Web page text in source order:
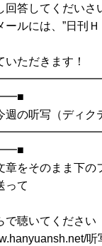
回答してくだいさ
ールには、”日刊
いただきます！
の听写（ディクテ
章をそのまま下の
って
で聴いてください
听